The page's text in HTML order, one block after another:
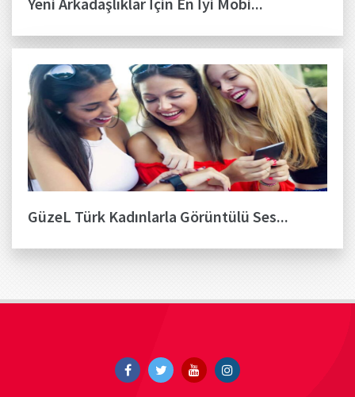
GüzeL Türk Kadınlarla Görüntülü Ses...